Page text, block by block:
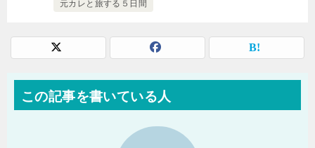
元カレと旅する５日間
この記事を書いている人